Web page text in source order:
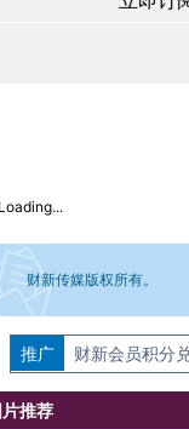
Loading...
财新传媒版权所有。
如需刊登转载请点击右
推广 财新会员积分
片推荐